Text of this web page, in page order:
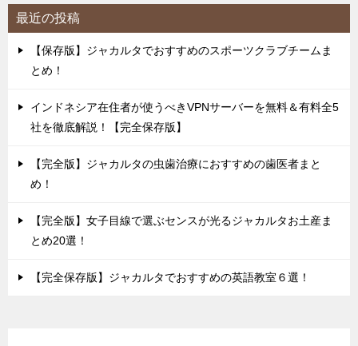
最近の投稿
【保存版】ジャカルタでおすすめのスポーツクラブチームま
とめ！
インドネシア在住者が使うべきVPNサーバーを無料＆有料全5
社を徹底解説！【完全保存版】
【完全版】ジャカルタの虫歯治療におすすめの歯医者まと
め！
【完全版】女子目線で選ぶセンスが光るジャカルタお土産ま
とめ20選！
【完全保存版】ジャカルタでおすすめの英語教室６選！